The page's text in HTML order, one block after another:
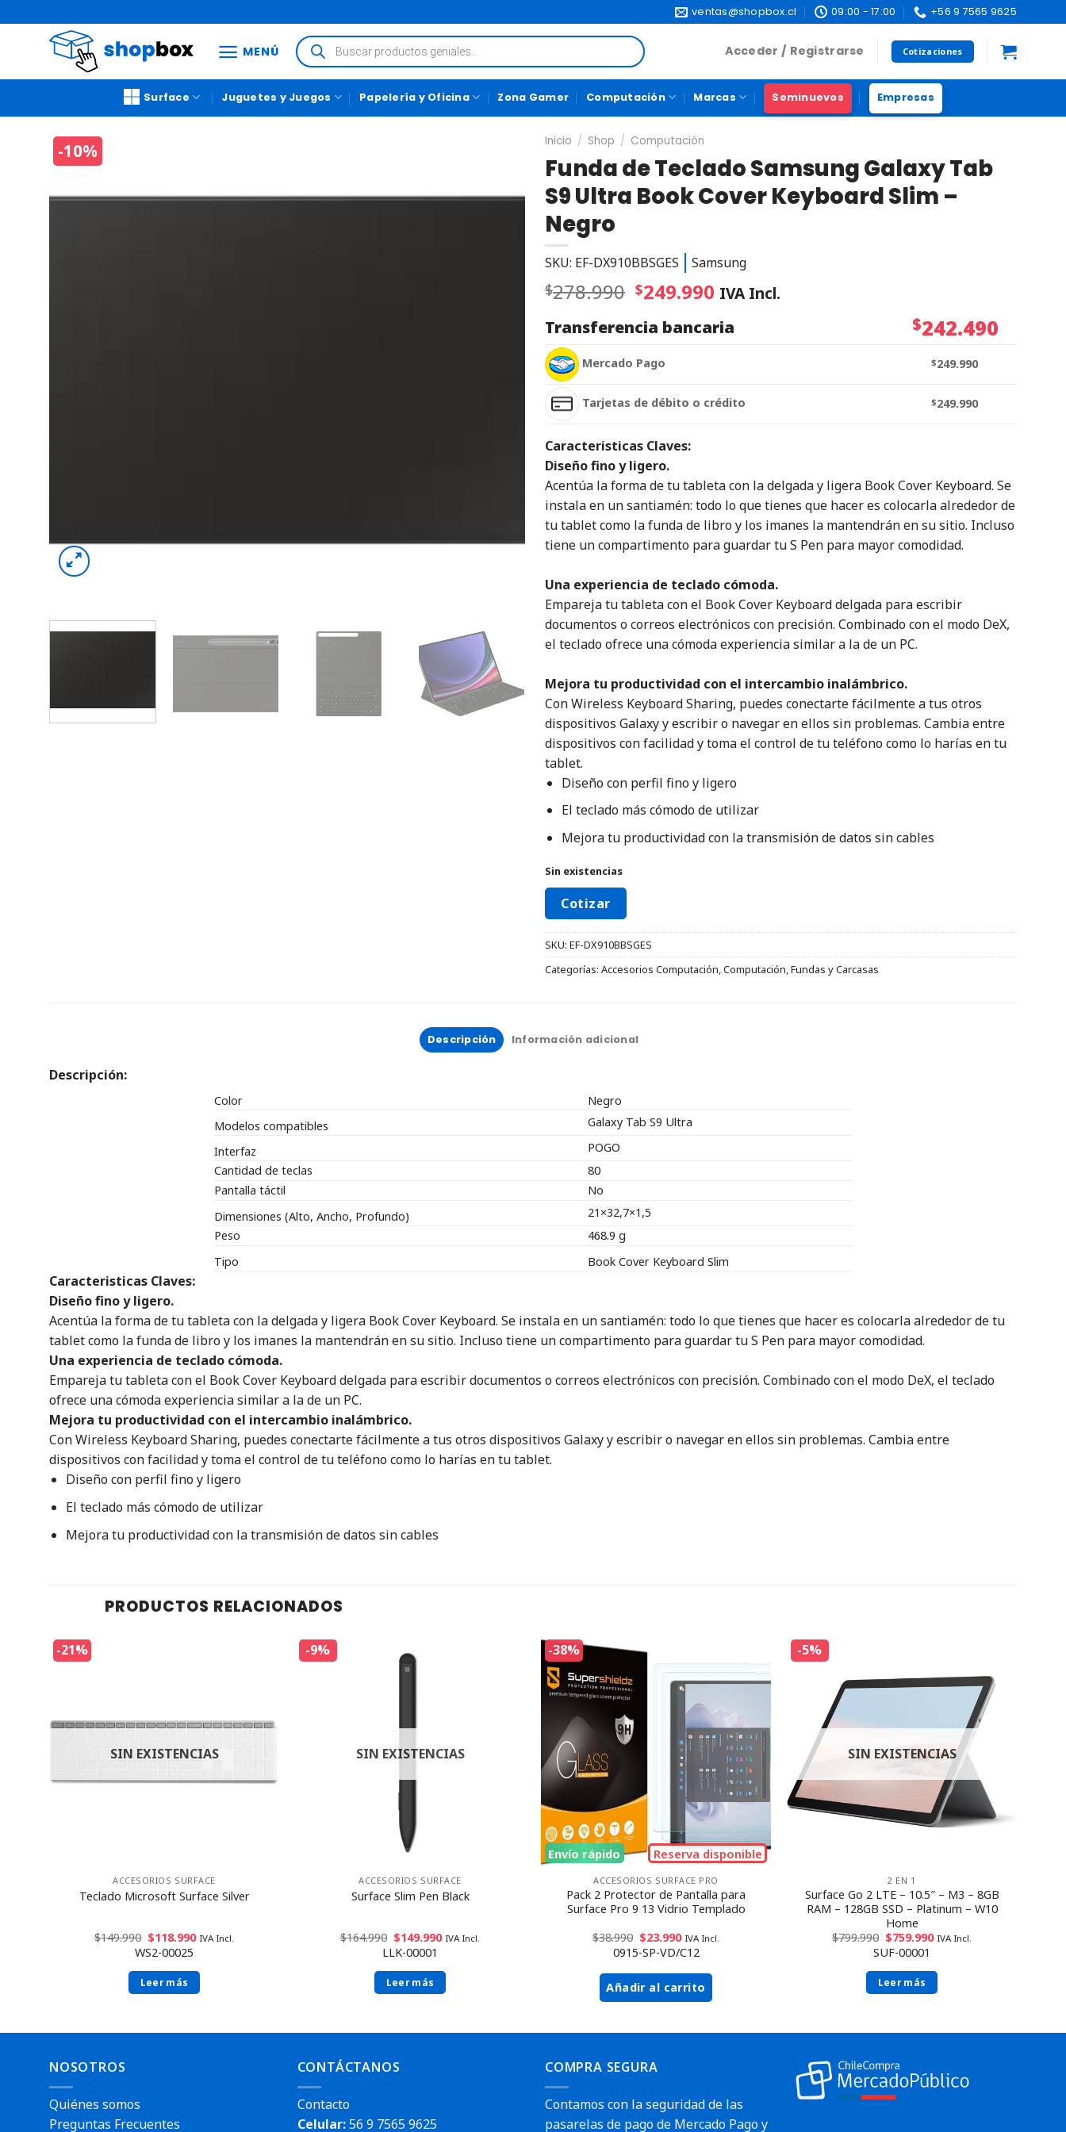
ventas@shopbox.cl 09:00 - 17:00 +56 9 7565 9625
MENÚ Acceder / Registrarse Cotizaciones
Surface Juguetes y Juegos Papelería y Oficina Zona Gamer Computación Marcas Seminuevos Empresas
-10% Inicio / Shop / Computación
Funda de Teclado Samsung Galaxy Tab
S9 Ultra Book Cover Keyboard Slim –
Negro
SKU: EF-DX910BBSGES Samsung
$278.990 $249.990 IVA Incl.
Transferencia bancaria
$242.490
Mercado Pago $249.990
Tarjetas de débito o crédito $249.990
Caracteristicas Claves:
Diseño fino y ligero.
Acentúa la forma de tu tableta con la delgada y ligera Book Cover Keyboard. Se
instala en un santiamén: todo lo que tienes que hacer es colocarla alrededor de
tu tablet como la funda de libro y los imanes la mantendrán en su sitio. Incluso
tiene un compartimento para guardar tu S Pen para mayor comodidad.
Una experiencia de teclado cómoda.
Empareja tu tableta con el Book Cover Keyboard delgada para escribir
documentos o correos electrónicos con precisión. Combinado con el modo DeX,
el teclado ofrece una cómoda experiencia similar a la de un PC.
Mejora tu productividad con el intercambio inalámbrico.
Con Wireless Keyboard Sharing, puedes conectarte fácilmente a tus otros
dispositivos Galaxy y escribir o navegar en ellos sin problemas. Cambia entre
dispositivos con facilidad y toma el control de tu teléfono como lo harías en tu
tablet.
Diseño con perfil fino y ligero
El teclado más cómodo de utilizar
Mejora tu productividad con la transmisión de datos sin cables
Sin existencias
Cotizar
SKU: EF-DX910BBSGES
Categorías: Accesorios Computación Computación Fundas y Carcasas
Descripción Información adicional
Descripción:
Color
Negro
Modelos compatibles
Galaxy Tab S9 Ultra
Interfaz
POGO
Cantidad de teclas
80
Pantalla táctil
No
Dimensiones (Alto, Ancho, Profundo)
21×32,7×1,5
Peso
468.9 g
Tipo
Book Cover Keyboard Slim
Caracteristicas Claves:
Diseño fino y ligero.
Acentúa la forma de tu tableta con la delgada y ligera Book Cover Keyboard. Se instala en un santiamén: todo lo que tienes que hacer es colocarla alrededor de tu
tablet como la funda de libro y los imanes la mantendrán en su sitio. Incluso tiene un compartimento para guardar tu S Pen para mayor comodidad.
Una experiencia de teclado cómoda.
Empareja tu tableta con el Book Cover Keyboard delgada para escribir documentos o correos electrónicos con precisión. Combinado con el modo DeX, el teclado
ofrece una cómoda experiencia similar a la de un PC.
Mejora tu productividad con el intercambio inalámbrico.
Con Wireless Keyboard Sharing, puedes conectarte fácilmente a tus otros dispositivos Galaxy y escribir o navegar en ellos sin problemas. Cambia entre
dispositivos con facilidad y toma el control de tu teléfono como lo harías en tu tablet.
Diseño con perfil fino y ligero
El teclado más cómodo de utilizar
Mejora tu productividad con la transmisión de datos sin cables
PRODUCTOS RELACIONADOS
-21%
SIN EXISTENCIAS
ACCESORIOS SURFACE
Teclado Microsoft Surface Silver
$149.990 $118.990 IVA Incl.
WS2-00025
Leer más
-9%
SIN EXISTENCIAS
ACCESORIOS SURFACE
Surface Slim Pen Black
$164.990 $149.990 IVA Incl.
LLK-00001
Leer más
-38%
Reserva disponible
Envío rápido
ACCESORIOS SURFACE PRO
Pack 2 Protector de Pantalla para
Surface Pro 9 13 Vidrio Templado
$38.990 $23.990 IVA Incl.
0915-SP-VD/C12
Añadir al carrito
-5%
SIN EXISTENCIAS
2 EN 1
Surface Go 2 LTE – 10.5″ – M3 – 8GB
RAM – 128GB SSD – Platinum – W10
Home
$799.990 $759.990 IVA Incl.
SUF-00001
Leer más
NOSOTROS
Quiénes somos
Preguntas Frecuentes
CONTÁCTANOS
Contacto
Celular:56 9 7565 9625
COMPRA SEGURA
Contamos con la seguridad de las
pasarelas de pago de Mercado Pago y